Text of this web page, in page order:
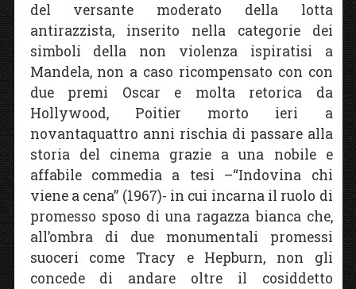
del versante moderato della lotta
antirazzista, inserito nella categorie dei
simboli della non violenza ispiratisi a
Mandela, non a caso ricompensato con con
due premi Oscar e molta retorica da
Hollywood, Poitier morto ieri a
novantaquattro anni rischia di passare alla
storia del cinema grazie a una nobile e
affabile commedia a tesi –“Indovina chi
viene a cena” (1967)- in cui incarna il ruolo di
promesso sposo di una ragazza bianca che,
all’ombra di due monumentali promessi
suoceri come Tracy e Hepburn, non gli
concede di andare oltre il cosiddetto